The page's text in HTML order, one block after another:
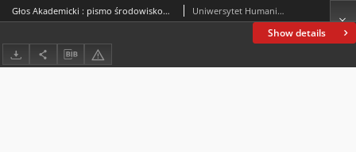
Show details
Głos Akademicki : pismo środowiskowe Uniwersytetu Humanistyczno-Przyrodniczego Jana Kochanowskiego w Kielcach. 2008, R. XV, nr 3 (55) : grudzień 2008 Uniwersytet Humanistyczno-Przyrodniczy Jana Kochanowskiego (Kielce)